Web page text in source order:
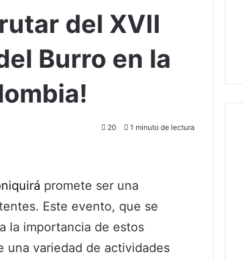
del XVII
Burro en la
20 1 minuto de lectura
promete ser una
Este evento, que se
la importancia de estos
una variedad de actividades